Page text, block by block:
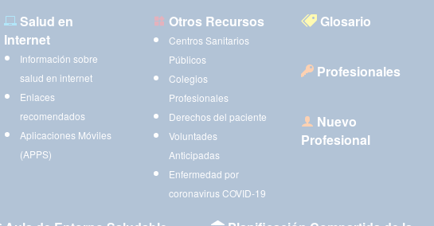
Salud en
Internet
Información sobre
salud en internet
Enlaces
recomendados
Aplicaciones Móviles
(APPS)
Otros Recursos
Centros Sanitarios
Públicos
Colegios
Profesionales
Derechos del paciente
Voluntades
Anticipadas
Enfermedad por
coronavirus COVID-19
Glosario
Profesionales
Nuevo
Profesional